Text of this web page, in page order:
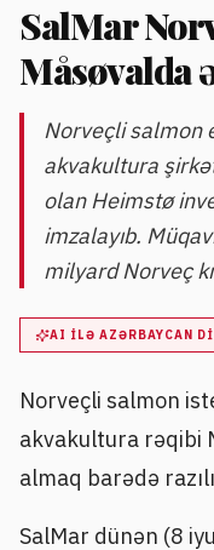
SalMar
Måsøvalda
Norveçli salmon
akvakultura
olan Heimstø
imzalayıb.
milyard Norveç
AI ILƏ AZƏRBAYCAN
Norveçli salmon
akvakultura rəqibi
almaq barədə
SalMar dünən (8